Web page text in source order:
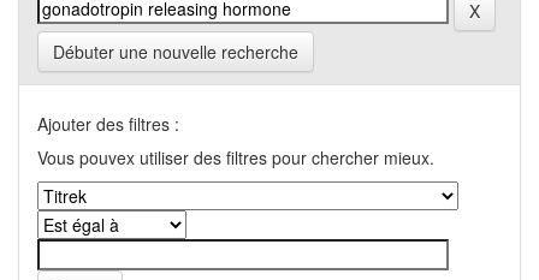
Débuter une nouvelle recherche
Ajouter des filtres :
Vous pouvex utiliser des filtres pour chercher mieux.